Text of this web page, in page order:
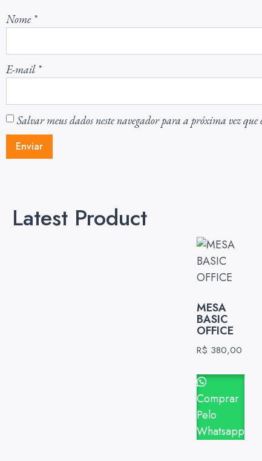
Nome *
E-mail *
Salvar meus dados neste navegador para a próxima vez que
Latest Product
MESA
BASIC
OFFICE
R$ 380,00
Comprar
Pelo
Whatsapp